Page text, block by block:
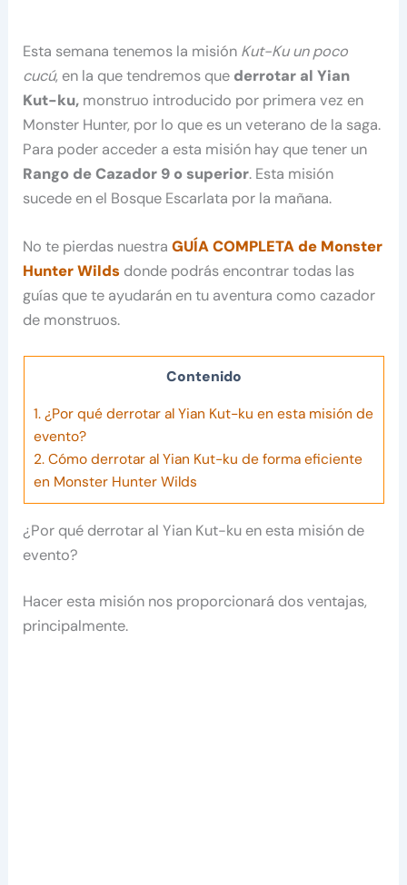
Esta semana tenemos la misión Kut-Ku un poco
cucú, en la que tendremos que derrotar al Yian
Kut-ku, monstruo introducido por primera vez en
Monster Hunter, por lo que es un veterano de la saga.
Para poder acceder a esta misión hay que tener un
Rango de Cazador 9 o superior. Esta misión
sucede en el Bosque Escarlata por la mañana.
No te pierdas nuestraGUÍA COMPLETA de Monster
Hunter Wilds donde podrás encontrar todas las
guías que te ayudarán en tu aventura como cazador
de monstruos.
Contenido
1.¿Por qué derrotar al Yian Kut-ku en esta misión de
evento?
2.Cómo derrotar al Yian Kut-ku de forma eficiente
en Monster Hunter Wilds
¿Por qué derrotar al Yian Kut-ku en esta misión de
evento?
Hacer esta misión nos proporcionará dos ventajas,
principalmente.